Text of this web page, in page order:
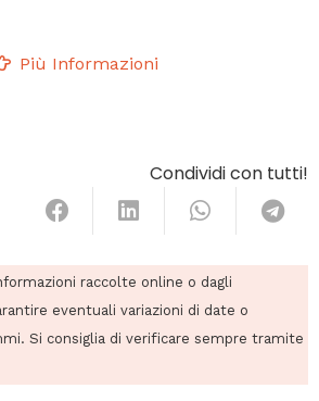
Più Informazioni
Condividi con tutti!
raccolte online o dagli
eventuali variazioni di date o
Si consiglia di verificare sempre tramite